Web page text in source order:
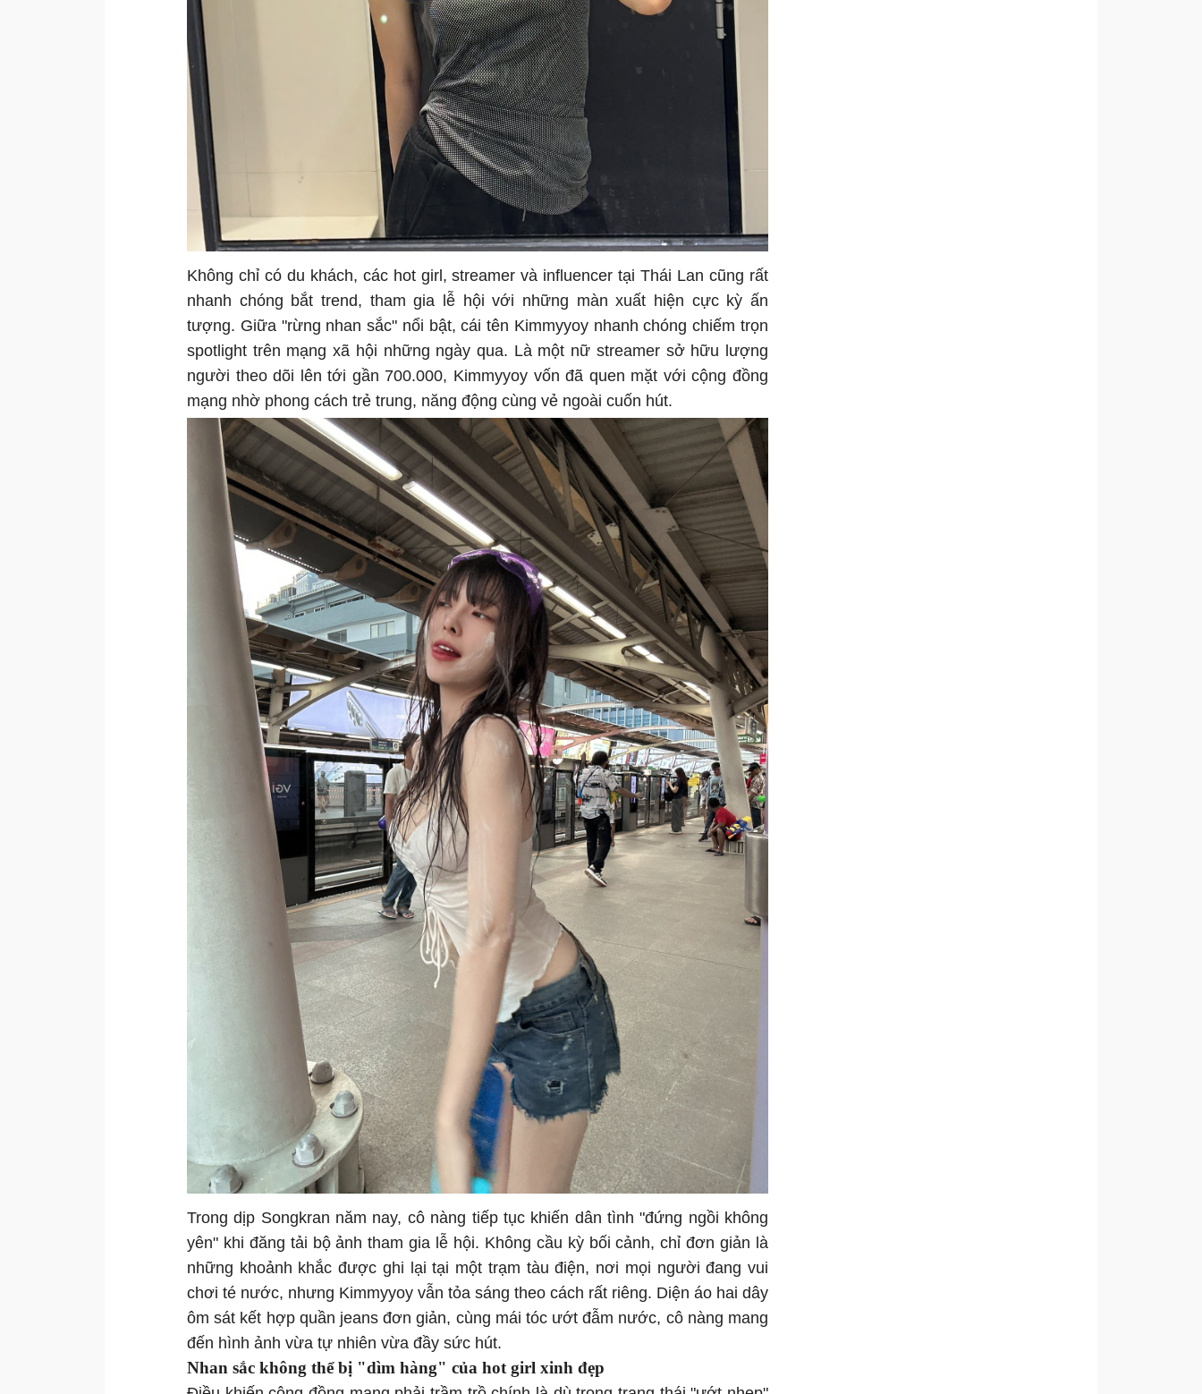
Không chỉ có du khách, các hot girl, streamer và influencer tại Thái Lan cũng rất
nhanh chóng bắt trend, tham gia lễ hội với những màn xuất hiện cực kỳ ấn
tượng. Giữa "rừng nhan sắc" nổi bật, cái tên Kimmyyoy nhanh chóng chiếm trọn
spotlight trên mạng xã hội những ngày qua. Là một nữ streamer sở hữu lượng
người theo dõi lên tới gần 700.000, Kimmyyoy vốn đã quen mặt với cộng đồng
mạng nhờ phong cách trẻ trung, năng động cùng vẻ ngoài cuốn hút.
Trong dịp Songkran năm nay, cô nàng tiếp tục khiến dân tình "đứng ngồi không
yên" khi đăng tải bộ ảnh tham gia lễ hội. Không cầu kỳ bối cảnh, chỉ đơn giản là
những khoảnh khắc được ghi lại tại một trạm tàu điện, nơi mọi người đang vui
chơi té nước, nhưng Kimmyyoy vẫn tỏa sáng theo cách rất riêng. Diện áo hai dây
ôm sát kết hợp quần jeans đơn giản, cùng mái tóc ướt đẫm nước, cô nàng mang
đến hình ảnh vừa tự nhiên vừa đầy sức hút.
Nhan sắc không thể bị "dìm hàng" của hot girl xinh đẹp